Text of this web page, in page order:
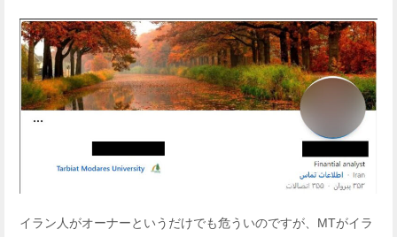
イラン人がオーナーというだけでも危ういのですが、MTがイラ